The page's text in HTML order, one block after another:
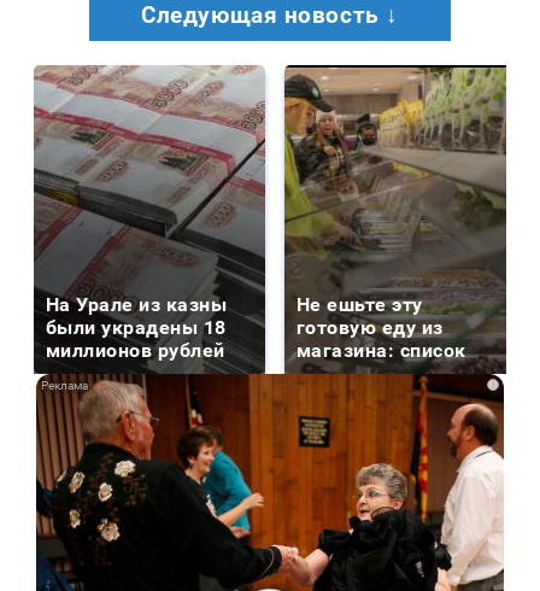
Следующая новость ↓
На Урале из казны
были украдены 18
миллионов рублей
Не ешьте эту
готовую еду из
магазина: список
i